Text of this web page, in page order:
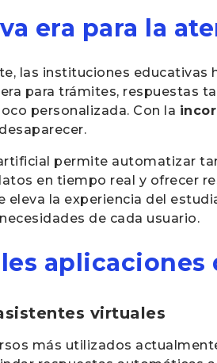
era para la
las instituciones
para trámites, respuestas
personalizada. Con la
permite automatizar
en tiempo real y ofrecer
eleva la experiencia del
de cada usuario.
aplicaciones
virtuales
más utilizados